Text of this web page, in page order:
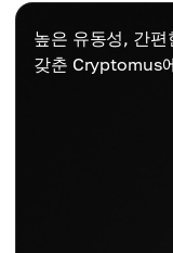
높은 유동성, 간
갖춘 Cryptomus